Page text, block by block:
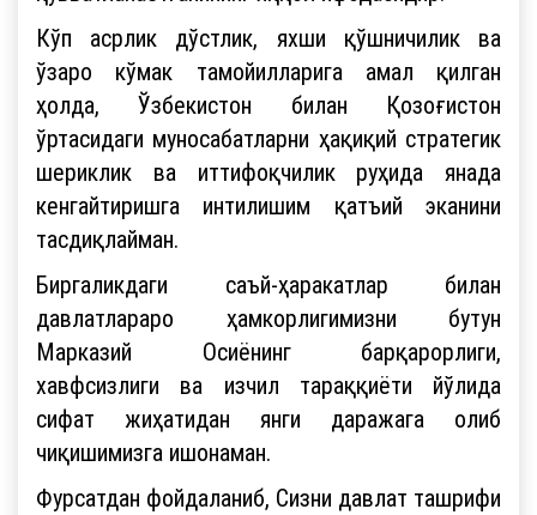
Кўп асрлик дўстлик, яхши қўшничилик ва
ўзаро кўмак тамойилларига амал қилган
ҳолда, Ўзбекистон билан Қозоғистон
ўртасидаги муносабатларни ҳақиқий стратегик
шериклик ва иттифоқчилик руҳида янада
кенгайтиришга интилишим қатъий эканини
тасдиқлайман.
Биргаликдаги саъй-ҳаракатлар билан
давлатлараро ҳамкорлигимизни бутун
Марказий Осиёнинг барқарорлиги,
хавфсизлиги ва изчил тараққиёти йўлида
сифат жиҳатидан янги даражага олиб
чиқишимизга ишонаман.
Фурсатдан фойдаланиб, Сизни давлат ташрифи